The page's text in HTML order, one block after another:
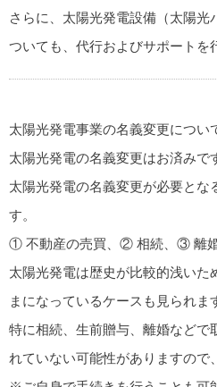
さらに、太陽光発電設備（太陽光
ついても、代行およびサポートを
太陽光発電事業の名義変更につい
太陽光発電の名義変更はお済みで
太陽光発電の名義変更が必要とな
す。
① 不動産の売買、② 相続、③ 離
太陽光発電は歴史が比較的浅いた
まになっているケースも見られま
特に相続、生前贈与、離婚などで
れていない可能性がありますので